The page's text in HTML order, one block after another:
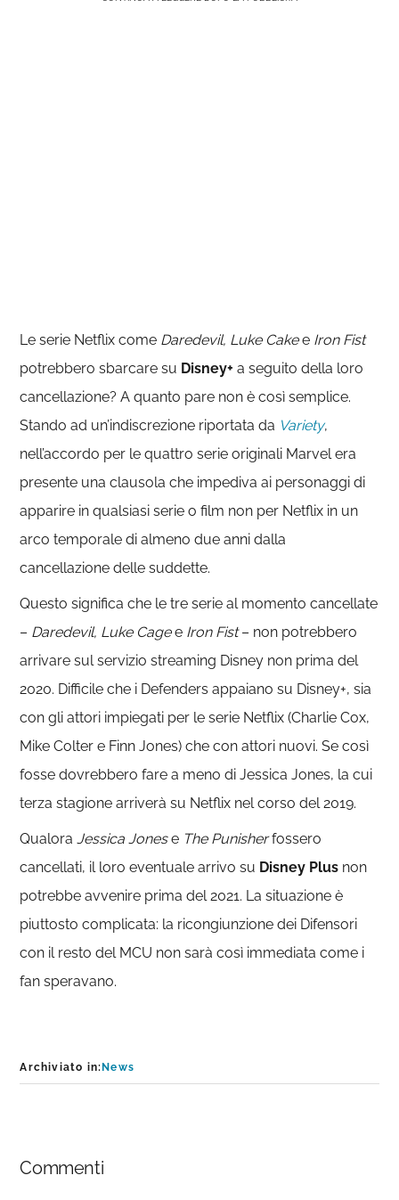
Le serie Netflix come Daredevil, Luke Cakee Iron Fist
potrebbero sbarcare su Disney+ a seguito della loro
cancellazione? A quanto pare non è così semplice.
Stando ad un’indiscrezione riportata da Variety,
nell’accordo per le quattro serie originali Marvel era
presente una clausola che impediva ai personaggi di
apparire in qualsiasi serie o film non per Netflix in un
arco temporale di almeno due anni dalla
cancellazione delle suddette.
Questo significa che le tre serie al momento cancellate
– Daredevil, Luke Cagee Iron Fist– non potrebbero
arrivare sul servizio streaming Disney non prima del
2020. Difficile che i Defenders appaiano su Disney+, sia
con gli attori impiegati per le serie Netflix (Charlie Cox,
Mike Colter e Finn Jones) che con attori nuovi. Se così
fosse dovrebbero fare a meno di Jessica Jones, la cui
terza stagione arriverà su Netflix nel corso del 2019.
QualoraJessica Jonese The Punisherfossero
cancellati, il loro eventuale arrivo su Disney Plus non
potrebbe avvenire prima del 2021. La situazione è
piuttosto complicata: la ricongiunzione dei Difensori
con il resto del MCU non sarà così immediata come i
fan speravano.
Archiviato in: News
del
Commenti